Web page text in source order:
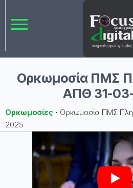
Ορκωμοσία ΠΜΣ
ΑΠΘ 31-
Ορκωμοσίες ⋅ Ορκωμοσία ΠΜΣ
2025
Play